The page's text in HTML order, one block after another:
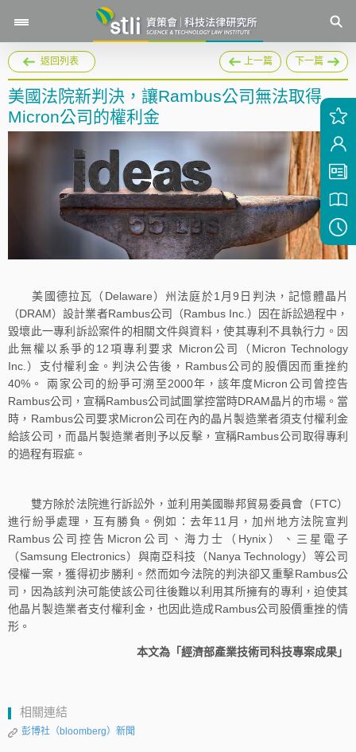
返回列表 上一篇 下一篇
美國法院新判決，讓Rambus公司無法取得
Micron公司的權利金
美國德拉瓦（Delaware）州法庭於1月9日判決，記憶體晶片
（DRAM）設計業者Rambus公司（Rambus Inc.）因在訴訟過程中，
毀壞此一專利訴訟案件的相關文件與資料，使其專利不具執行力。因
此無權以系爭的12項專利要求 Micron公司（Micron Technology
Inc.）支付權利金。判決公告後，Rambus公司的股價因而重挫約
40%。 兩家公司的紛爭可溯至2000年，該年度Micron公司曾控告
Rambus公司，宣稱Rambus公司試圖掌控當時DRAM晶片的市場。當
時，Rambus公司要求Micron公司在內的晶片製造業者須支付權利金
給該公司，而晶片製造業者則予以反擊，宣稱Rambus公司取得專利
的過程有瑕疵。
雙方除於法院進行訴訟外，並利用美國聯邦貿易委員會（FTC）
進行紛爭處理，互有勝負。例如：去年11月，加州地方法院宣判
Rambus公司控告Micron公司、海力士（Hynix）、三星電子
（Samsung Electronics）與南亞科技（Nanya Technology）等公司
侵權一案，獲得初步勝利。然而如今法院的判決卻又重擊Rambus公
司，因為該判決可能使該公司往後難以利用其所擁有的專利，迫使其
他晶片製造業者支付權利金，也因此造成Rambus公司股價重挫的情
形。
本文為「經濟部產業技術司科技專案成果」
相關連結
彭博社（bloomberg）新聞